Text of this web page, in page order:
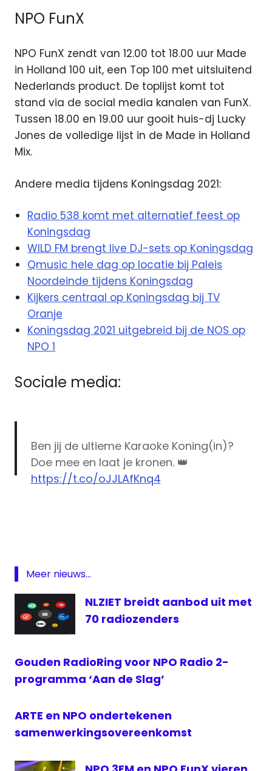
NPO FunX
NPO FunX zendt van 12.00 tot 18.00 uur Made
in Holland 100 uit, een Top 100 met uitsluitend
Nederlands product. De toplijst komt tot
stand via de social media kanalen van FunX.
Tussen 18.00 en 19.00 uur gooit huis-dj Lucky
Jones de volledige lijst in de Made in Holland
Mix.
Andere media tijdens Koningsdag 2021:
Radio 538 komt met alternatief feest op
Koningsdag
WILD FM brengt live DJ-sets op Koningsdag
Qmusic hele dag op locatie bij Paleis
Noordeinde tijdens Koningsdag
Kijkers centraal op Koningsdag bij TV
Oranje
Koningsdag 2021 uitgebreid bij de NOS op
NPO 1
Sociale media:
Ben jij de ultieme Karaoke Koning(in)?
Doe mee en laat je kronen. 👑
https://t.co/oJJLAfKnq4
Radio
Radio
Radio
2
5
Meer nieuws...
NLZIET breidt aanbod uit met
70 radiozenders
Gouden RadioRing voor NPO Radio 2-
programma ‘Aan de Slag’
ARTE en NPO ondertekenen
samenwerkingsovereenkomst